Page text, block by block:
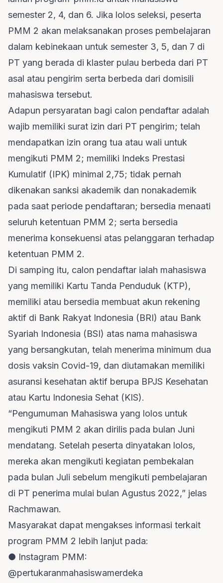
semester 2, 4, dan 6. Jika lolos seleksi, peserta
PMM 2 akan melaksanakan proses pembelajaran
dalam kebinekaan untuk semester 3, 5, dan 7 di
PT yang berada di klaster pulau berbeda dari PT
asal atau pengirim serta berbeda dari domisili
mahasiswa tersebut.
Adapun persyaratan bagi calon pendaftar adalah
wajib memiliki surat izin dari PT pengirim; telah
mendapatkan izin orang tua atau wali untuk
mengikuti PMM 2; memiliki Indeks Prestasi
Kumulatif (IPK) minimal 2,75; tidak pernah
dikenakan sanksi akademik dan nonakademik
pada saat periode pendaftaran; bersedia menaati
seluruh ketentuan PMM 2; serta bersedia
menerima konsekuensi atas pelanggaran terhadap
ketentuan PMM 2.
Di samping itu, calon pendaftar ialah mahasiswa
yang memiliki Kartu Tanda Penduduk (KTP),
memiliki atau bersedia membuat akun rekening
aktif di Bank Rakyat Indonesia (BRI) atau Bank
Syariah Indonesia (BSI) atas nama mahasiswa
yang bersangkutan, telah menerima minimum dua
dosis vaksin Covid-19, dan diutamakan memiliki
asuransi kesehatan aktif berupa BPJS Kesehatan
atau Kartu Indonesia Sehat (KIS).
“Pengumuman Mahasiswa yang lolos untuk
mengikuti PMM 2 akan dirilis pada bulan Juni
mendatang. Setelah peserta dinyatakan lolos,
mereka akan mengikuti kegiatan pembekalan
pada bulan Juli sebelum mengikuti pembelajaran
di PT penerima mulai bulan Agustus 2022,” jelas
Rachmawan.
Masyarakat dapat mengakses informasi terkait
program PMM 2 lebih lanjut pada:
● Instagram PMM:
@pertukaranmahasiswamerdeka